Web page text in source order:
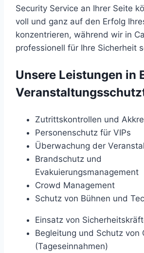
Security Service an Ihrer Seite
voll und ganz auf den Erfolg
konzentrieren, während wir in
professionell für Ihre Sicherheit
Unsere Leistungen in
Zutrittskontrollen und
Personenschutz für VIPs
Überwachung der
Brandschutz und
Evakuierungsmanagement
Crowd Management
Schutz von Bühnen und
Einsatz von
Begleitung und Schutz von
(Tageseinnahmen)